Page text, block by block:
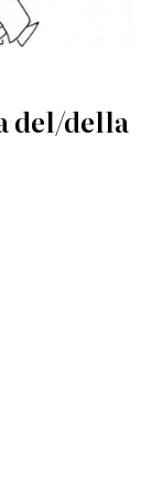
del/della